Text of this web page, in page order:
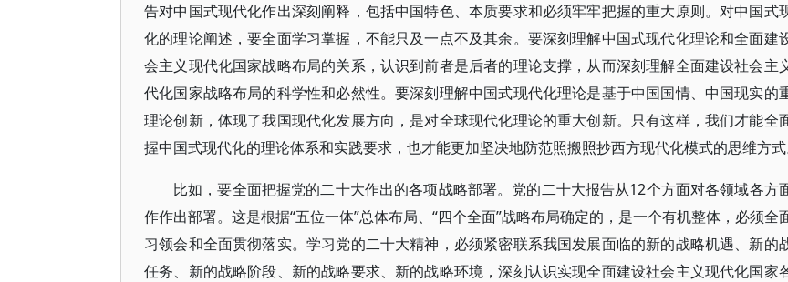
告对中国式现代化作出深刻阐释，包括中国特色、本质要求和必须牢牢把握的重大原则。对中国式
化的理论阐述，要全面学习掌握，不能只及一点不及其余。要深刻理解中国式现代化理论和全面建
会主义现代化国家战略布局的关系，认识到前者是后者的理论支撑，从而深刻理解全面建设社会主
代化国家战略布局的科学性和必然性。要深刻理解中国式现代化理论是基于中国国情、中国现实的
理论创新，体现了我国现代化发展方向，是对全球现代化理论的重大创新。只有这样，我们才能全
握中国式现代化的理论体系和实践要求，也才能更加坚决地防范照搬照抄西方现代化模式的思维方式
比如，要全面把握党的二十大作出的各项战略部署。党的二十大报告从12个方面对各领域各方
作作出部署。这是根据“五位一体”总体布局、“四个全面”战略布局确定的，是一个有机整体，必须全
习领会和全面贯彻落实。学习党的二十大精神，必须紧密联系我国发展面临的新的战略机遇、新的
任务、新的战略阶段、新的战略要求、新的战略环境，深刻认识实现全面建设社会主义现代化国家